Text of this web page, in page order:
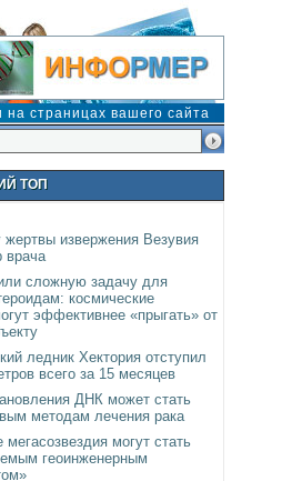
страницах вашего сайта
ТОП
извержения Везувия
врача
сложную задачу для
космические
эффективнее «прыгать» от
ледник Хектория отступил
всего за 15 месяцев
ДНК может стать
методам лечения рака
мегасозвездия могут стать
геоинженерным